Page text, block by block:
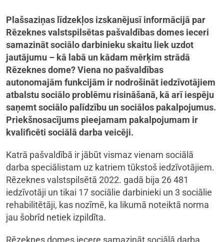
Plašsaziņas līdzekļos izskanējusī informācijā par
Rēzeknes valstspilsētas pašvaldības domes ieceri
samazināt sociālo darbinieku skaitu liek uzdot
jautājumu – kā labā un kādam mērķim strādā
Rēzeknes dome? Viena no pašvaldības
autonomajām funkcijām ir nodrošināt iedzīvotājiem
atbalstu sociālo problēmu risināšanā, kā arī iespēju
saņemt sociālo palīdzību un sociālos pakalpojumus.
Priekšnosacījums pieejamam pakalpojumam ir
kvalificēti sociālā darba veicēji.
Katrā pašvaldībā ir jābūt vismaz vienam sociālā
darba speciālistam uz katriem tūkstoš iedzīvotājiem.
Rēzeknes valstspilsētā 2022. gadā bija 26 481
iedzīvotāji un tikai 17 sociālie darbinieki un 3 sociālie
rehabilitētāji, kas nozīmē, ka likumā noteiktā norma
jau šobrīd netiek izpildīta.
Rēzeknes domes iecere samazināt sociālā darba